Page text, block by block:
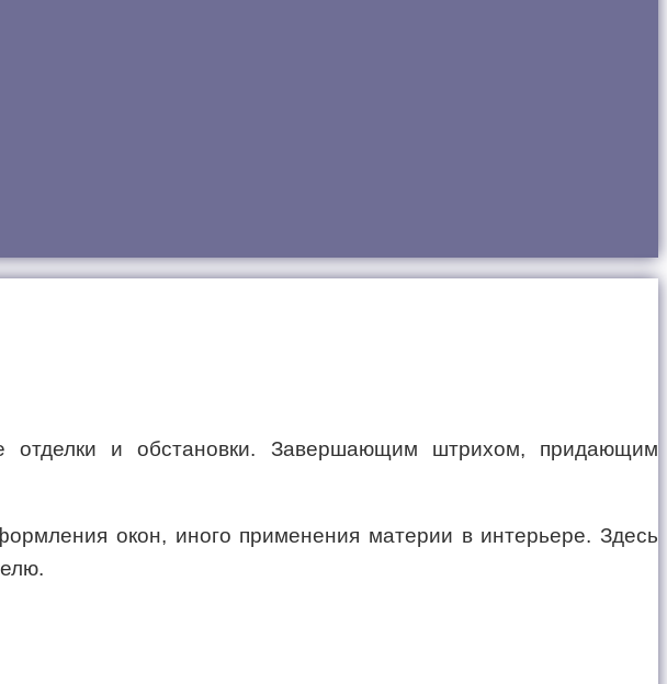
отделки и обстановки. Завершающим штрихом, придающим
окон, иного применения материи в интерьере. Здесь